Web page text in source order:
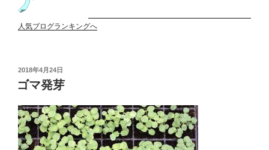
人気ブログランキングへ
投
稿
日:
2018年4月24日
ゴマ発芽